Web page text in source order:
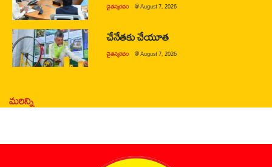
చైతన్యరధం @August 7, 2026
చేనేతకు చేయూత
చైతన్యరధం @August 7, 2026
మరిన్ని